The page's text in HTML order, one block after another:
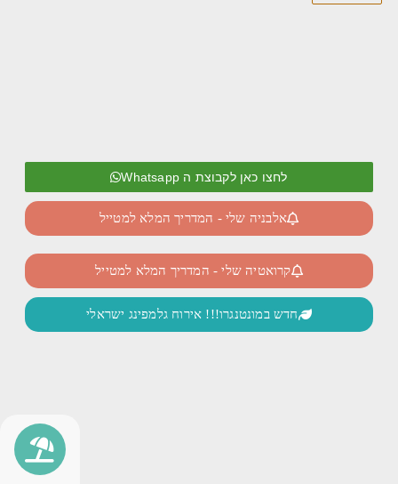
לחצו כאן לקבוצת ה Whatsapp
אלבניה שלי - המדריך המלא למטייל
קרואטיה שלי - המדריך המלא למטייל
חדש במונטנגרו!!! אירוח גלמפינג ישראלי